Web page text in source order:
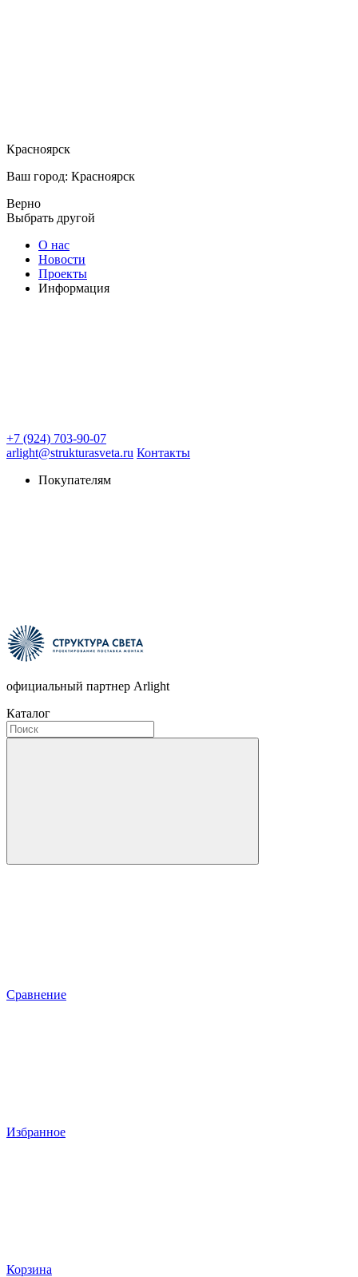
Красноярск
Ваш город: Красноярск
Верно
Выбрать другой
О нас
Новости
Проекты
Информация
+7 (924) 703-90-07
arlight@strukturasveta.ru Контакты
Покупателям
официальный партнер Arlight
Каталог
Сравнение
Избранное
Корзина